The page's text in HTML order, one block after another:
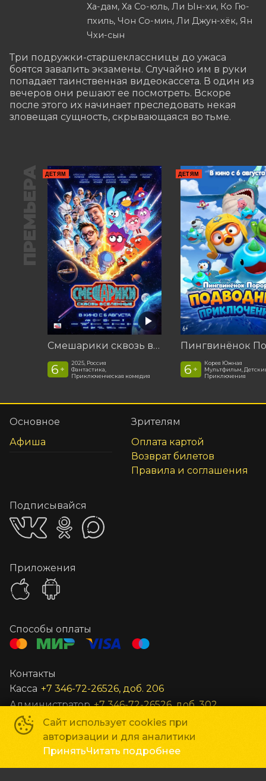
Ха-дам, Ха Со-юль, Ли Ын-хи, Ко Гю-
пхиль, Чон Со-мин, Ли Джун-хёк, Ян
Чхи-сын
Три подружки-старшеклассницы до ужаса
боятся завалить экзамены. Случайно им в руки
попадает таинственная видеокассета. В один из
вечеров они решают ее посмотреть. Вскоре
после этого их начинает преследовать некая
зловещая сущность, скрывающаяся во тьме.
ПРЕМЬЕРА ДЕТЯМ
Смешарики сквозь вселенные
6 +
2025, Россия
Фантастика,
Приключенческая комедия
ДЕТЯМ
6 +
Корея Южная
Мультфильм,
Приключения
Сайт использует cookies при
авторизации и для аналитики
ПринятьЧитать подробнее
Основное
Афиша
Зрителям
Оплата картой
Возврат билетов
Правила и соглашения
Подписывайся
Приложения
Способы оплаты
Контакты
Касса +7 346-72-26526, доб. 206
Администратор +7 346-72-26526, доб. 302
Заведующий +7 346-72-26526, доб. 301
Все остальные вопросы unost@gkc-planeta.ru
По вопросам гастролей и маркетинга